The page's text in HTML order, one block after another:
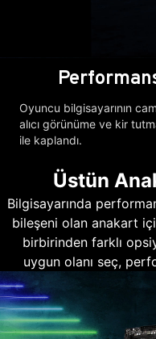
Oyuncu bilgisayarının
alıcı görünüme ve kir
ile kaplandı.
Üstün
Bilgisayarında
bileşeni olan anakart
birbirinden farklı
uygun olanı seç,